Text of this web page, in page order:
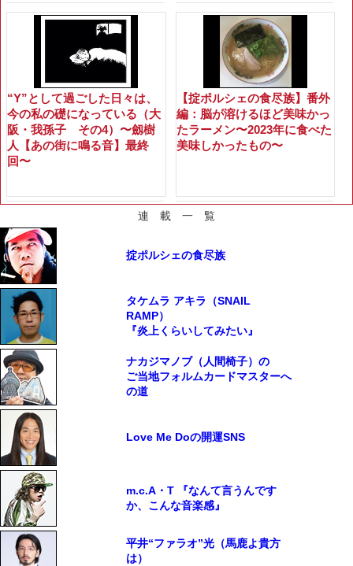
“Y”として過ごした日々は、
今の私の礎になっている（大
阪・我孫子 その4）〜劔樹
人【あの街に鳴る音】最終
回〜
【掟ポルシェの食尽族】番外
編：脳が溶けるほど美味かっ
たラーメン〜2023年に食べた
美味しかったもの〜
連 載 一 覧
掟ポルシェの食尽族
タケムラ アキラ（SNAIL
RAMP）
『炎上くらいしてみたい』
ナカジマノブ（人間椅子）の
ご当地フォルムカードマスターへ
の道
Love Me Doの開運SNS
m.c.A・T 『なんて言うんです
か、こんな音楽感』
平井“ファラオ”光（馬鹿よ貴方
は）